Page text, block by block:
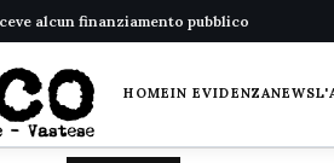
alcun finanziamento pubblico
HOMEIN EVIDENZANEWS